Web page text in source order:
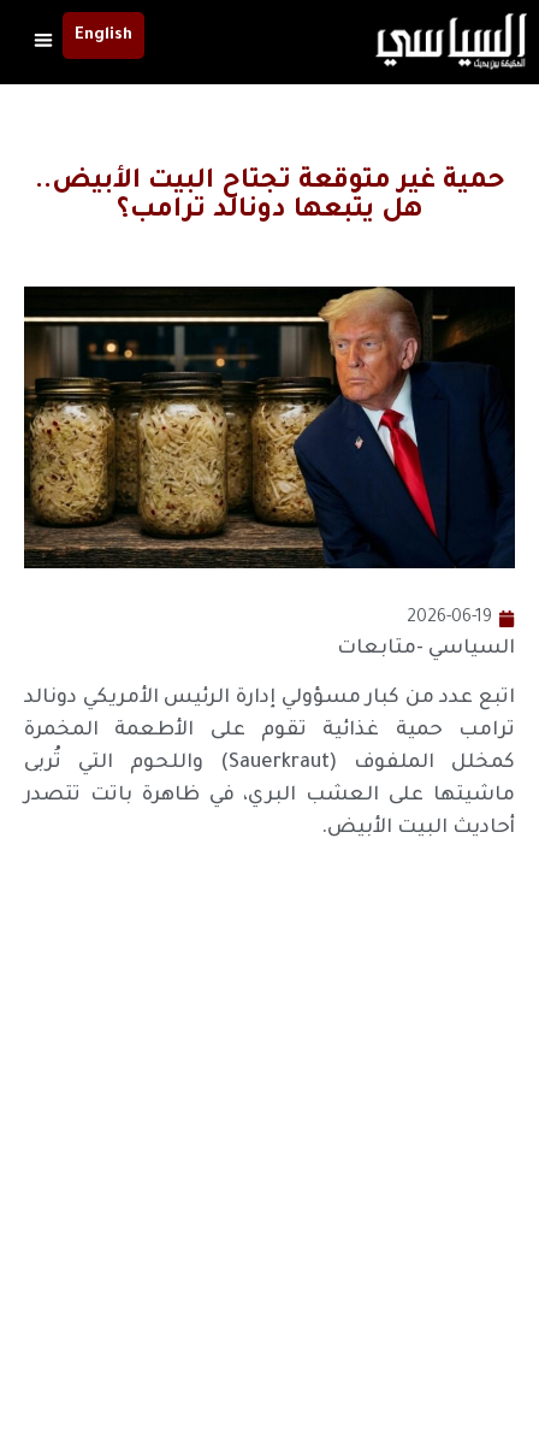
English
حمية غير متوقعة تجتاح البيت الأبيض..
هل يتبعها دونالد ترامب؟
2026-06-19
السياسي -متابعات
اتبع عدد من كبار مسؤولي إدارة الرئيس الأمريكي دونالد
ترامب حمية غذائية تقوم على الأطعمة المخمرة
كمخلل الملفوف (Sauerkraut) واللحوم التي تُربى
ماشيتها على العشب البري، في ظاهرة باتت تتصدر
أحاديث البيت الأبيض.